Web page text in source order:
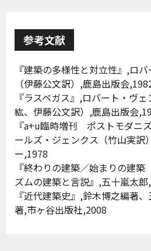
参考文献
『建築の多様性と対立性』,ロ
（伊藤公文訳）,鹿島出版会
『ラスベガス』,ロバート・ヴ
紘、伊藤公文訳）,鹿島出版会
『a+u臨時増刊 ポストモダニ
ールズ・ジェンクス（竹山実訳
ー,1978
『終わりの建築／始まりの建
ズムの建築と言説』,五十嵐太郎
『近代建築史』,鈴木博之編著
著,市ヶ谷出版社,2008